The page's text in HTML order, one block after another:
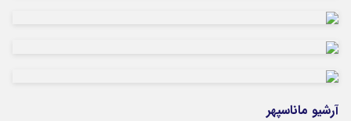
آرشیو ماناسپهر